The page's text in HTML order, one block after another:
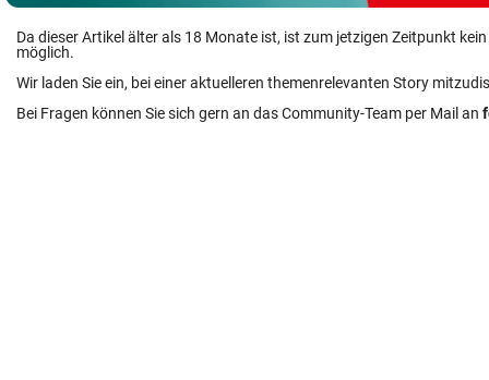
Da dieser Artikel älter als 18 Monate ist, ist zum jetzigen Zeitpunkt
möglich.
Wir laden Sie ein, bei einer aktuelleren themenrelevanten Story
Bei Fragen können Sie sich gern an das Community-Team per Mail an